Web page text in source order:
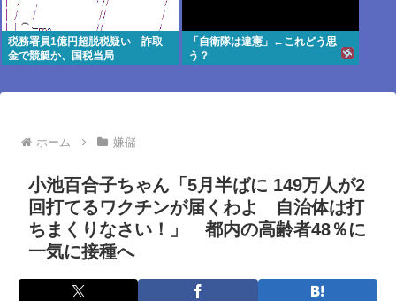
税務署員1億円超脱税疑い 詐取
金で競艇か、国税当局
「自衛隊は違憲」←これどう思
う？
ホーム 嫌儲
小池百合子ちゃん「5月半ばに 149万人が2
回打てるワクチンが届くわよ 自治体は打
ちまくりなさい！」 都内の高齢者48％に
一気に接種へ